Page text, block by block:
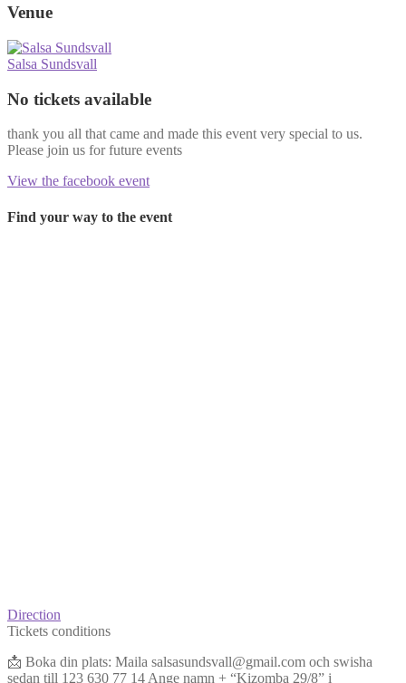
Venue
Salsa Sundsvall
No tickets available
thank you all that came and made this event very special to us.
Please join us for future events
View the facebook event
Find your way to the event
Direction
Tickets conditions
📩 Boka din plats: Maila salsasundsvall@gmail.com och swisha
sedan till 123 630 77 14 Ange namn + “Kizomba 29/8” i